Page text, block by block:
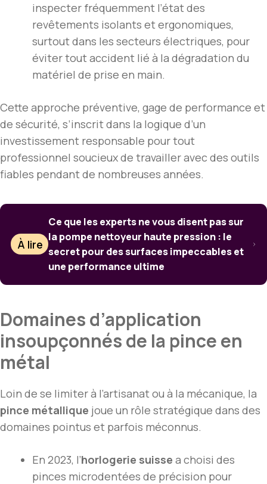
inspecter fréquemment l’état des
revêtements isolants et ergonomiques,
surtout dans les secteurs électriques, pour
éviter tout accident lié à la dégradation du
matériel de prise en main.
Cette approche préventive, gage de performance et
de sécurité, s’inscrit dans la logique d’un
investissement responsable pour tout
professionnel soucieux de travailler avec des outils
fiables pendant de nombreuses années.
À lire
Ce que les experts ne vous disent pas sur
la pompe nettoyeur haute pression : le
secret pour des surfaces impeccables et
une performance ultime
Domaines d’application
insoupçonnés de la pince en
métal
Loin de se limiter à l’artisanat ou à la mécanique, la
pince métallique joue un rôle stratégique dans des
domaines pointus et parfois méconnus.
En 2023, l’horlogerie suisse a choisi des
pinces microdentées de précision pour